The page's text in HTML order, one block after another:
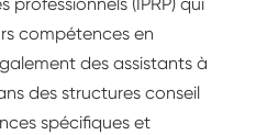
compétences en
des assistants à
des structures conseil
spécifiques et